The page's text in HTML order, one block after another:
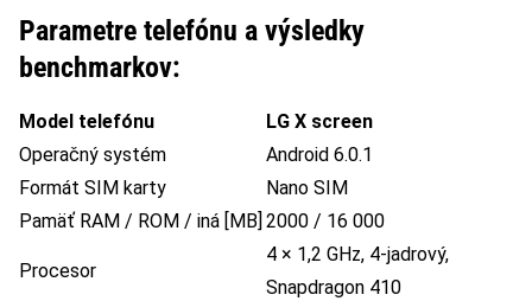
Parametre telefónu a výsledky
benchmarkov:
Model telefónu
LG X screen
Operačný systém
Android 6.0.1
Formát SIM karty
Nano SIM
Pamäť RAM / ROM / iná [MB] 2000 / 16 000
Procesor
4 × 1,2 GHz, 4-jadrový,
Snapdragon 410